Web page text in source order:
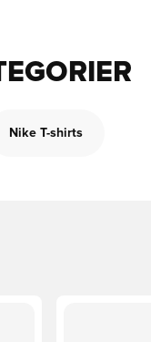
Nike T-shirts